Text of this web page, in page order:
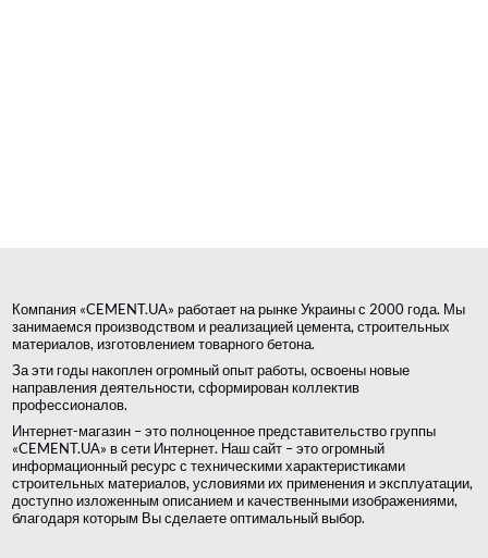
Компания «CEMENT.UA» работает на рынке Украины с 2000 года. Мы
занимаемся производством и реализацией цемента, строительных
материалов, изготовлением товарного бетона.
За эти годы накоплен огромный опыт работы, освоены новые
направления деятельности, сформирован коллектив
профессионалов.
Интернет-магазин – это полноценное представительство группы
«CEMENT.UA» в сети Интернет. Наш сайт – это огромный
информационный ресурс с техническими характеристиками
строительных материалов, условиями их применения и эксплуатации,
доступно изложенным описанием и качественными изображениями,
благодаря которым Вы сделаете оптимальный выбор.